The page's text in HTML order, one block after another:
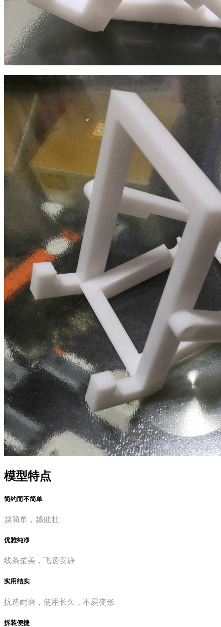
模型特点
简约而不简单
越简单，越健壮
优雅纯净
线条柔美，飞扬安静
实用结实
抗造耐磨，使用长久，不易变形
拆装便捷